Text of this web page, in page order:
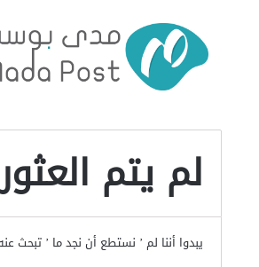
لم يتم
يبدوا أننا لم ’ نستطع أن نجد ما ’ تبحث